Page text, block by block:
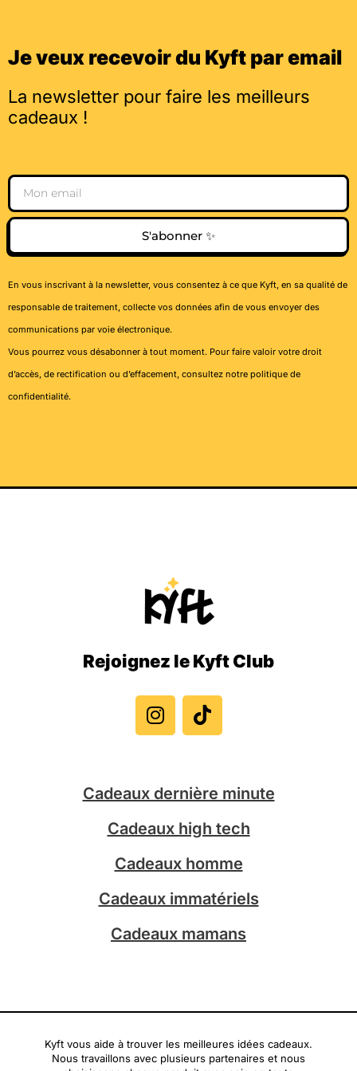
Je veux recevoir du Kyft par email
La newsletter pour faire les meilleurs
cadeaux !
Email
S'abonner ✨
En vous inscrivant à la newsletter, vous consentez à ce que Kyft, en sa qualité de
responsable de traitement, collecte vos données afin de vous envoyer des
communications par voie électronique.
Vous pourrez vous désabonner à tout moment. Pour faire valoir votre droit
d’accès, de rectification ou d’effacement, consultez notre politique de
confidentialité.
Rejoignez le Kyft Club
n
s
t
r
a
m
i
k
t
Cadeaux dernière minute
Cadeaux high tech
Cadeaux homme
Cadeaux immatériels
Cadeaux mamans
Kyft vous aide à trouver les meilleures idées cadeaux.
Nous travaillons avec plusieurs partenaires et nous